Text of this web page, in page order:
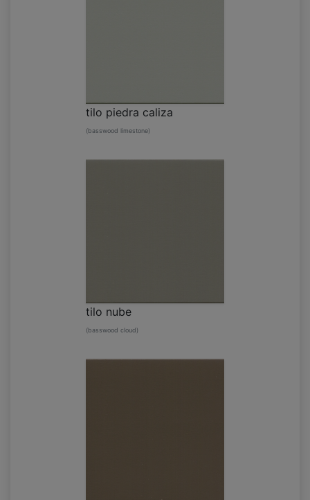
tilo piedra caliza
(basswood limestone)
tilo nube
(basswood cloud)